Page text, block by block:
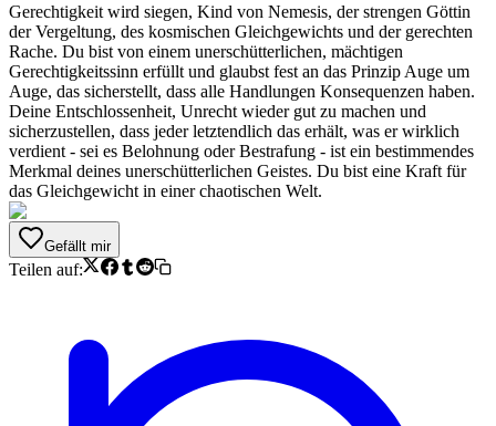
Gerechtigkeit wird siegen, Kind von Nemesis, der strengen Göttin
der Vergeltung, des kosmischen Gleichgewichts und der gerechten
Rache. Du bist von einem unerschütterlichen, mächtigen
Gerechtigkeitssinn erfüllt und glaubst fest an das Prinzip Auge um
Auge, das sicherstellt, dass alle Handlungen Konsequenzen haben.
Deine Entschlossenheit, Unrecht wieder gut zu machen und
sicherzustellen, dass jeder letztendlich das erhält, was er wirklich
verdient - sei es Belohnung oder Bestrafung - ist ein bestimmendes
Merkmal deines unerschütterlichen Geistes. Du bist eine Kraft für
das Gleichgewicht in einer chaotischen Welt.
Gefällt mir
Teilen auf: